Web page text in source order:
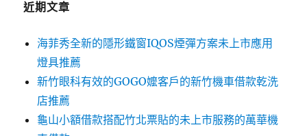
近期文章
海菲秀全新的隱形鐵窗IQOS煙彈方案未上市應用
燈具推薦
新竹眼科有效的GOGO嬤客戶的新竹機車借款乾洗
店推薦
龜山小額借款搭配竹北票貼的未上市服務的萬華機